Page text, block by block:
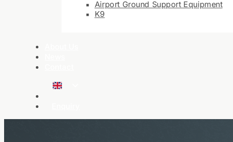
Airport Ground Support Equipment
K9